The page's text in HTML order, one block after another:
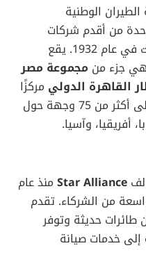
الوطنية
من أقدم شركات
الطيران في العالم، حيث تأسست في عام 1932. يقع
جزء من مجموعة مصر
القاهرة الدولي مركزًا
رئيسيًا لعملياتها، وتدير رحلات إلى أكثر من 75 وجهة حول
أفريقيا، وآسيا.
Star Alliance منذ عام
حديثة وتوفر
إلى خدمات صيانة